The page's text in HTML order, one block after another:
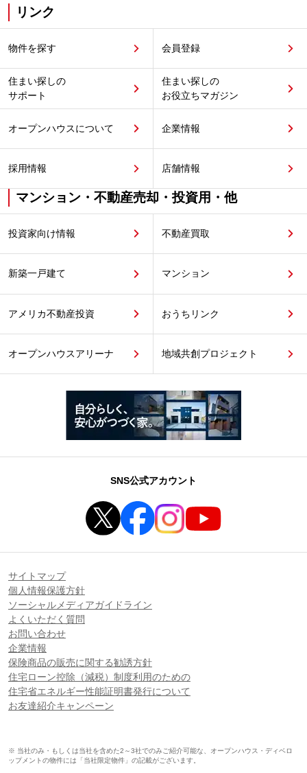
リンク
物件を探す 会員登録
住まい探しの
サポート
住まい探しの
お役立ちマガジン
オープンハウスについて 企業情報
採用情報 店舗情報
マンション・不動産売却・投資用・他
投資家向け情報 不動産買取
新築一戸建て マンション
アメリカ不動産投資 おうちリンク
オープンハウスアリーナ 地域共創プロジェクト
SNS公式アカウント
サイトマップ
個人情報保護方針
ソーシャルメディアガイドライン
よくいただく質問
お問い合わせ
企業情報
保険商品の販売に関する勧誘方針
住宅ローン控除（減税）制度利用のための
住宅省エネルギー性能証明書発行について
お友達紹介キャンペーン
※ 当社のみ・もしくは当社を含めた2～3社でのみご紹介可能な、オープンハウス・ディベロ
ップメントの物件には「当社限定物件」の記載がございます。